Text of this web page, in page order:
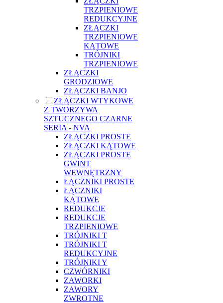
TRZPIENIOWE
REDUKCYJNE
ZŁĄCZKI
TRZPIENIOWE
KĄTOWE
TRÓJNIKI
TRZPIENIOWE
ZŁĄCZKI
GRODZIOWE
ZŁĄCZKI BANJO
ZŁĄCZKI WTYKOWE
Z TWORZYWA
SZTUCZNEGO CZARNE
SERIA - NVA
ZŁĄCZKI PROSTE
ZŁĄCZKI KĄTOWE
ZŁĄCZKI PROSTE
GWINT
WEWNĘTRZNY
ŁĄCZNIKI PROSTE
ŁĄCZNIKI
KĄTOWE
REDUKCJE
REDUKCJE
TRZPIENIOWE
TRÓJNIKI T
TRÓJNIKI T
REDUKCYJNE
TRÓJNIKI Y
CZWÓRNIKI
ZAWORKI
ZAWORY
ZWROTNE